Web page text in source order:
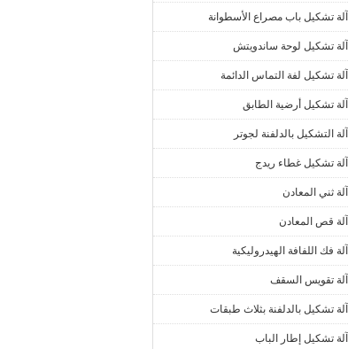
آلة تشكيل باب مصراع الأسطوانة
آلة تشكيل لوحة ساندويتش
آلة تشكيل لفة التماس الدائمة
آلة تشكيل أرضية الطابق
آلة التشكيل بالدلفنة لجوتر
آلة تشكيل غطاء ريدج
آلة ثني المعادن
آلة قص المعادن
آلة فك اللفافة الهيدروليكية
آلة تقويس السقف
آلة تشكيل بالدلفنة بثلاث طبقات
آلة تشكيل إطار الباب